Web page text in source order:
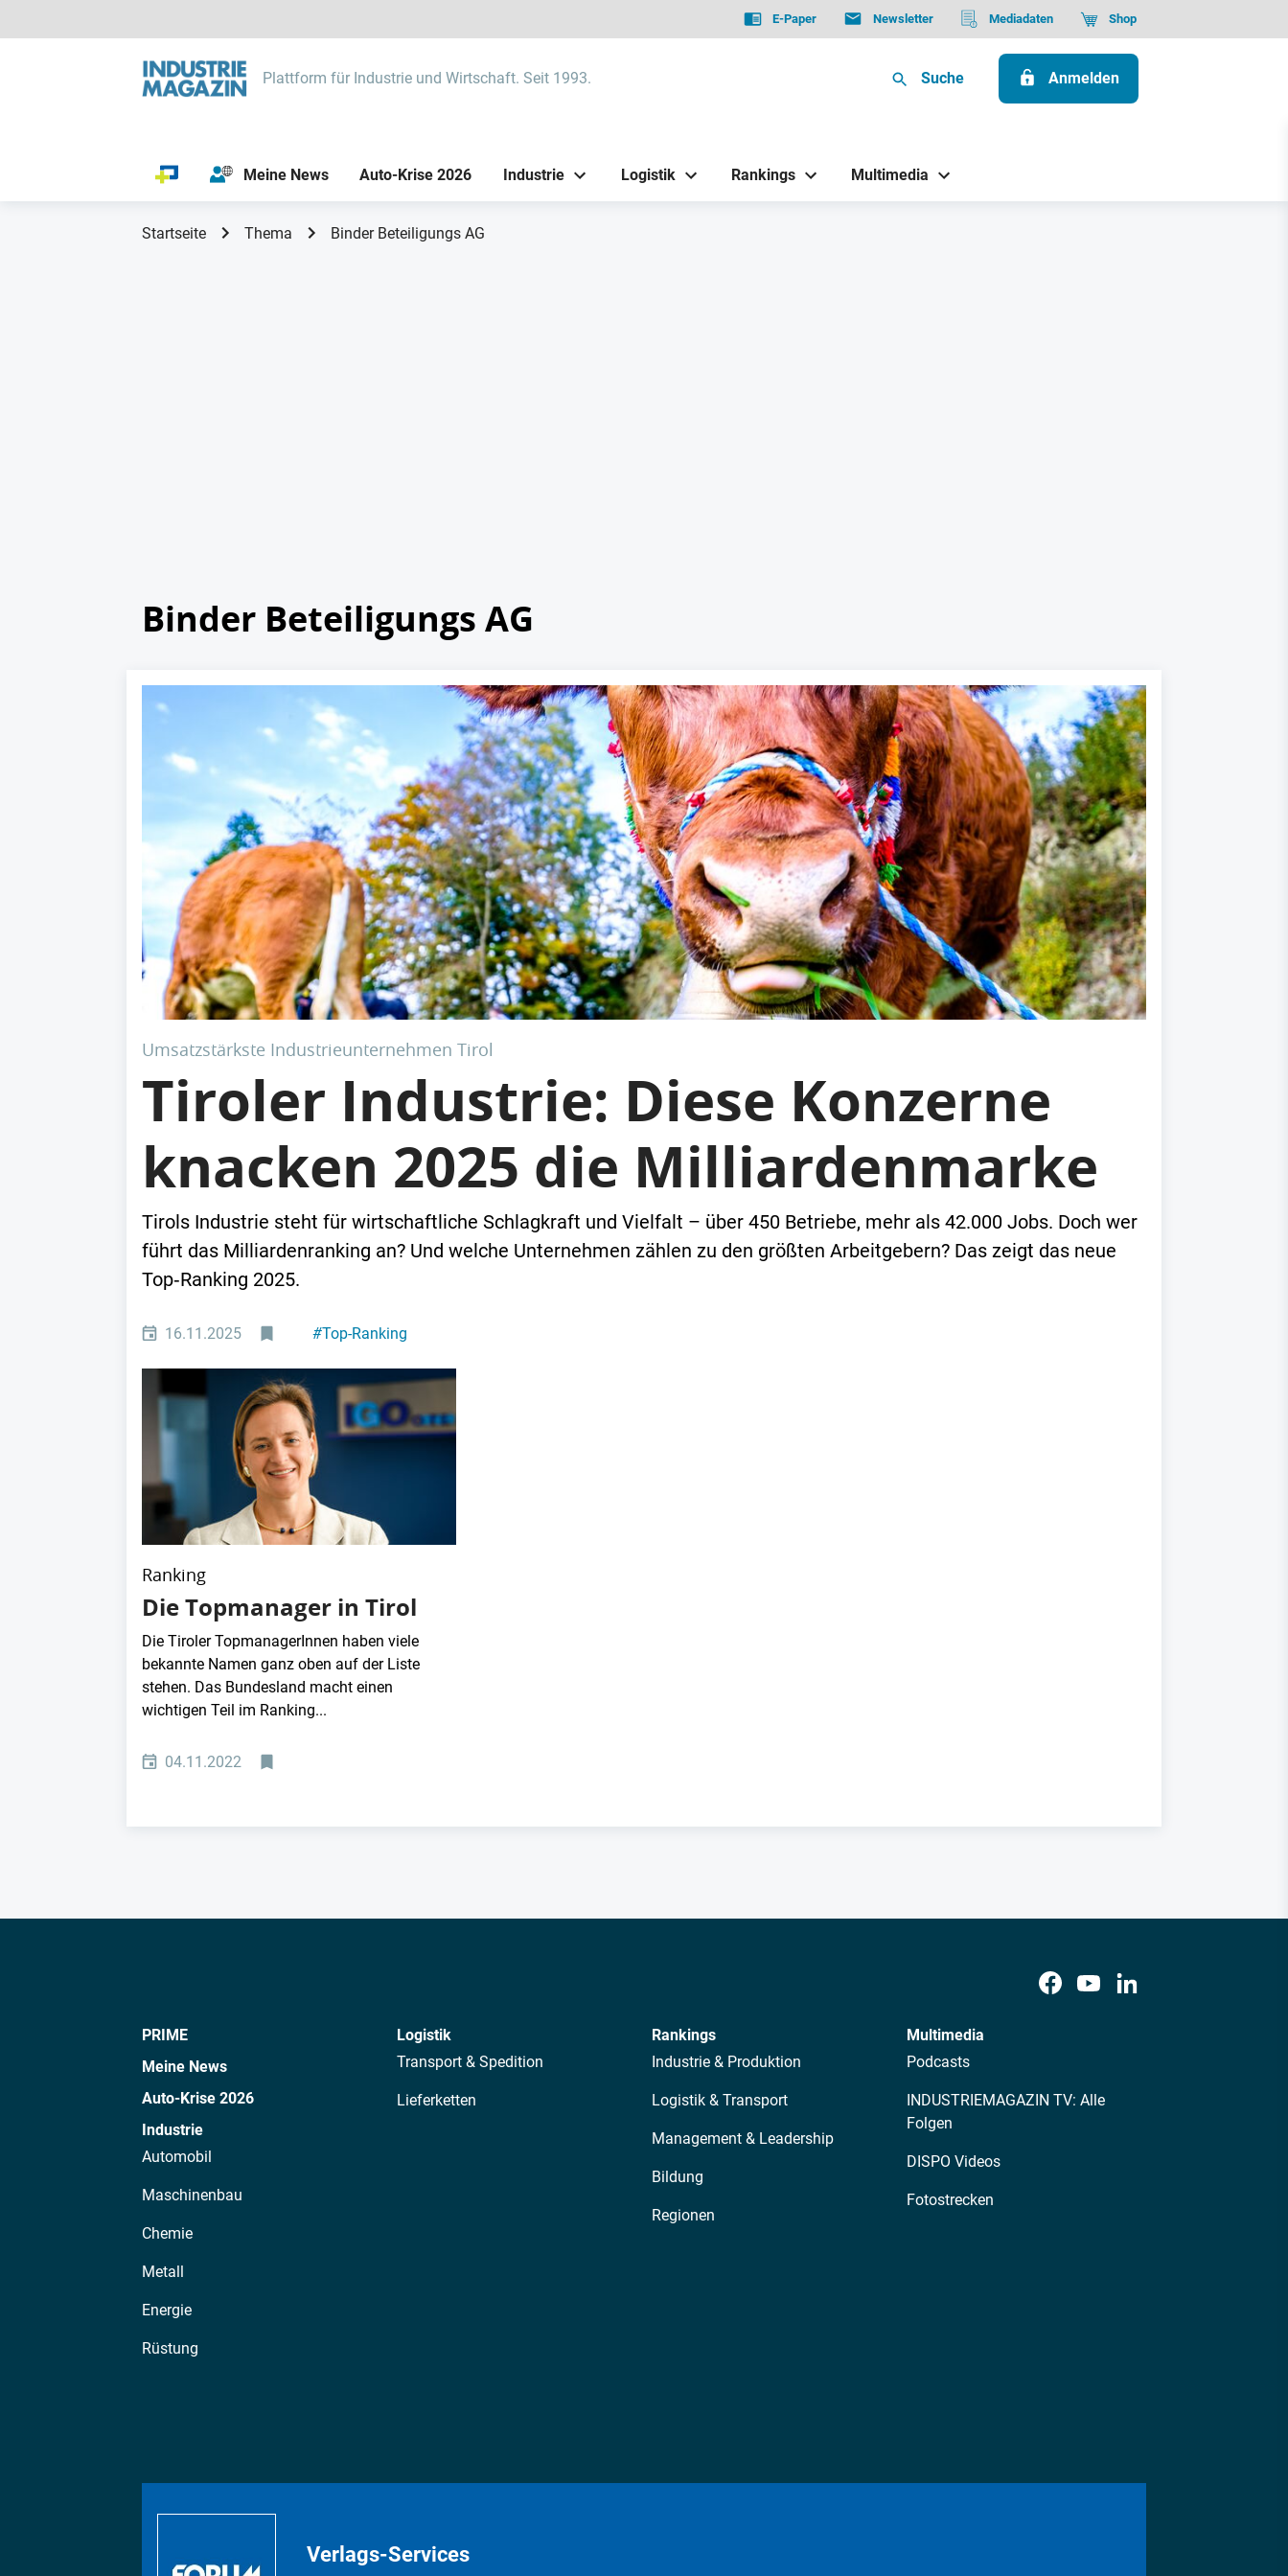
E-Paper Newsletter Mediadaten Shop
Plattform für Industrie und Wirtschaft. Seit 1993. Suche Anmelden
Meine News Auto-Krise 2026 Industrie Logistik Rankings Multimedia
Startseite Thema Binder Beteiligungs AG
Binder Beteiligungs AG
Umsatzstärkste Industrieunternehmen Tirol
Tiroler Industrie: Diese Konzerne
knacken 2025 die Milliardenmarke
Tirols Industrie steht für wirtschaftliche Schlagkraft und Vielfalt – über 450 Betriebe, mehr als 42.000 Jobs. Doch wer
führt das Milliardenranking an? Und welche Unternehmen zählen zu den größten Arbeitgebern? Das zeigt das neue
Top‑Ranking 2025.
16.11.2025 #Top-Ranking
Ranking
Die Topmanager in Tirol
Die Tiroler TopmanagerInnen haben viele
bekannte Namen ganz oben auf der Liste
stehen. Das Bundesland macht einen
wichtigen Teil im Ranking...
04.11.2022
PRIME
Meine News
Auto-Krise 2026
Industrie
Automobil
Maschinenbau
Chemie
Metall
Energie
Rüstung
Logistik
Transport & Spedition
Lieferketten
Rankings
Industrie & Produktion
Logistik & Transport
Management & Leadership
Bildung
Regionen
Multimedia
Podcasts
INDUSTRIEMAGAZIN TV: Alle
Folgen
DISPO Videos
Fotostrecken
Verlags-Services